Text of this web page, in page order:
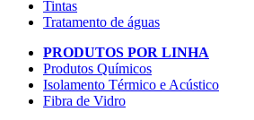
Tintas
Tratamento de águas
PRODUTOS POR LINHA
Produtos Químicos
Isolamento Térmico e Acústico
Fibra de Vidro